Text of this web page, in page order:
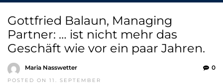
Gottfried Balaun, Managing
Partner: … ist nicht mehr das
Geschäft wie vor ein paar Jahren.
Maria Nasswetter
POSTED ON 11. SEPTEMBER
0